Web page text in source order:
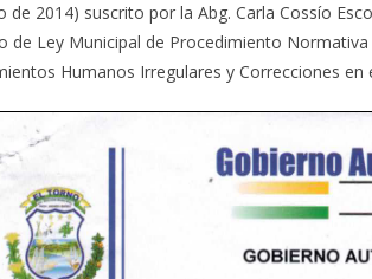
de 2014) suscrito por la Abg. Carla Cossío
de Ley Municipal de Procedimiento
Humanos Irregulares y Correcciones en